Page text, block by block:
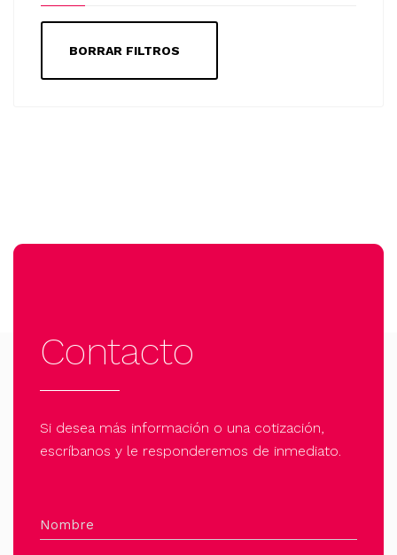
BORRAR FILTROS
Contacto
Si desea más información o una cotización,
escríbanos y le responderemos de inmediato.
Nombre